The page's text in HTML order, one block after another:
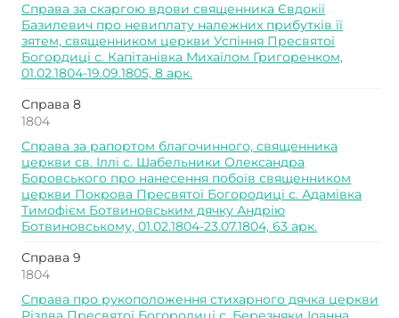
Справа за скаргою вдови священника Євдокії
Базилевич про невиплату належних прибутків її
зятем, священником церкви Успіння Пресвятої
Богордиці с. Капітанівка Михаїлом Григоренком,
01.02.1804-19.09.1805, 8 арк.
Справа 8
1804
Справа за рапортом благочинного, священника
церкви св. Іллі с. Шабельники Олександра
Боровського про нанесення побоїв священником
церкви Покрова Пресвятої Богородиці с. Адамівка
Тимофієм Ботвиновським дячку Андрію
Ботвиновському, 01.02.1804-23.07.1804, 63 арк.
Справа 9
1804
Справа про рукоположення стихарного дячка церкви